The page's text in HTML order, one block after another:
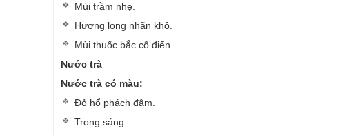
Mùi trầm nhẹ.
Hương long nhãn khô.
Mùi thuốc bắc cổ điển.
Nước trà
Nước trà có màu:
Đỏ hổ phách đậm.
Trong sáng.